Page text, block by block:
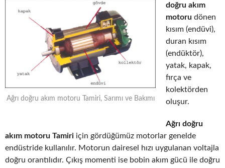
Ağrı doğru akım motoru Tamiri, Sarımı ve Bakımı
doğru akım
motoru dönen
kısım (endüvi),
duran kısım
(endüktör),
yatak, kapak,
fırça ve
kolektörden
oluşur.
Ağrı doğru
akım motoru Tamiri için gördüğümüz motorlar genelde
endüstride kullanılır. Motorun dairesel hızı uygulanan voltajla
doğru orantılıdır. Çıkış momenti ise bobin akım gücü ile doğru